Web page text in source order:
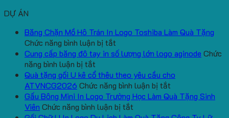
DỰ ÁN
Băng Chặn Mồ Hô Trán In Logo Toshiba Làm Quà Tặng
Chức năng bình luận bị tắt
Băng
Mồ
Hô
Trán
In
Cung cấp băng đô tay in số lượng lớn logo aginode Chức
năng bình luận bị tắt
Cung
cấp
băng
đô
Quà tặng gối U kê cổ thêu theo yêu cầu cho
ATVNCG2026 Chức năng bình luận bị tắt
Quà
Gấu Bông Mini In Logo Trường Học Làm Quà Tặng Sinh
Viên Chức năng bình luận bị tắt